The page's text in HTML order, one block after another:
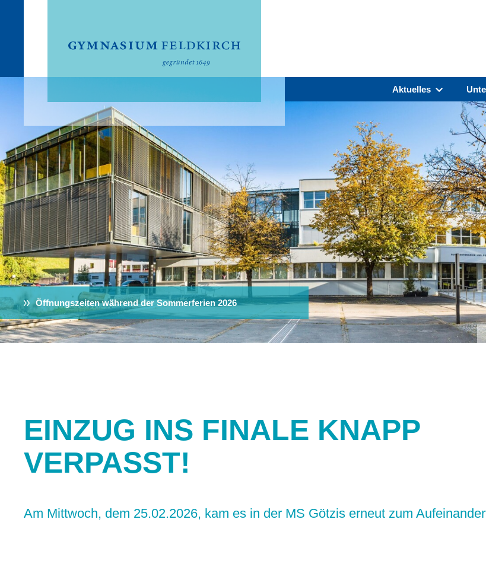
Aktuelles
Öffnungszeiten während der Sommerferien 2026
EINZUG INS FINALE KNAPP
VERPASST!
Am Mittwoch, dem 25.02.2026, kam es in der MS Götzis erneut zum